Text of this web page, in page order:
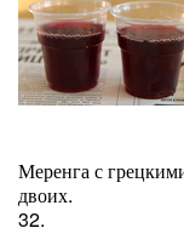
Меренга с
двоих.
32.